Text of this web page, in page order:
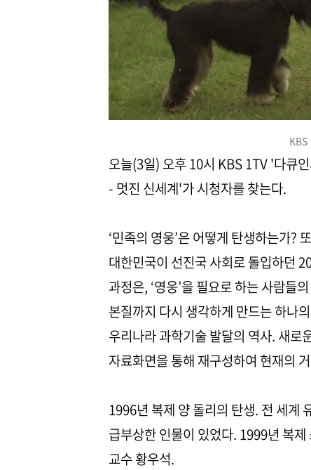
오늘(3일) 오후 10시 KBS 1TV '다큐
- 멋진 신세계'가 시청자를 찾는다.
‘민족의 영웅’은 어떻게 탄생하는가?
대한민국이 선진국 사회로 돌입하던
과정은, ‘영웅’을 필요로 하는 사람들
본질까지 다시 생각하게 만드는 하나
우리나라 과학기술 발달의 역사. 새로
자료화면을 통해 재구성하여 현재의
1996년 복제 양 돌리의 탄생. 전 세계
급부상한 인물이 있었다. 1999년 복
교수 황우석.